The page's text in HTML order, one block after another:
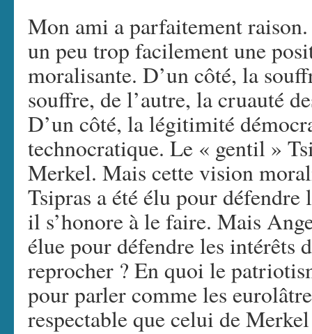
Mon ami a parfaitement
un peu trop facilement une
moralisante. D’un côté, la
souffre, de l’autre, la cruauté
D’un côté, la légitimité
technocratique. Le « gentil »
Merkel. Mais cette vision
Tsipras a été élu pour
il s’honore à le faire. Mais
élue pour défendre les intérêts
reprocher ? En quoi le
pour parler comme les
respectable que celui de